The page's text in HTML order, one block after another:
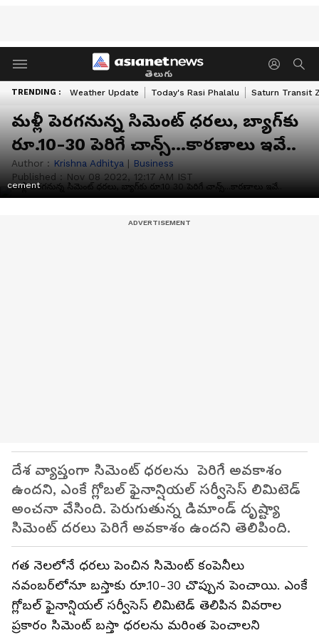
తెలుగు
TRENDING : Weather Update Today's Rasi Phalalu Saturn Transit
మళ్లీ పెరగనున్న సిమెంట్ ధరలు, బ్యాగ్‌కు
రూ.10-30 పెరిగే చాన్స్...కారణాలు ఇవే..
Author : Krishna Adhitya | Business
Published : Nov 08 2022, 12:17 AM IST
cement
దేశ వ్యాప్తంగా సిమెంట్ ధరలను పెరిగే అవకాశం
ఉందని, ఎంకే గ్లోబల్ ఫైనాన్షియల్ సర్వీసెస్ లిమిటెడ్
అంచనా వేసింది. పెరుగుతున్న డిమాండ్ దృష్ట్యా
సిమెంట్ దరలు పెరిగే అవకాశం ఉందని తెలిపింది.
గత నెలలోనే ధరలు పెంచిన సిమెంట్ కంపెనీలు
నవంబర్‌లోనూ బస్తాకు రూ.10-30 చొప్పున పెంచాయి. ఎంకే
గ్లోబల్ ఫైనాన్షియల్ సర్వీసెస్ లిమిటెడ్ తెలిపిన వివరాల
ప్రకారం సిమెంట్ బస్తా ధరలను మరింత పెంచాలని